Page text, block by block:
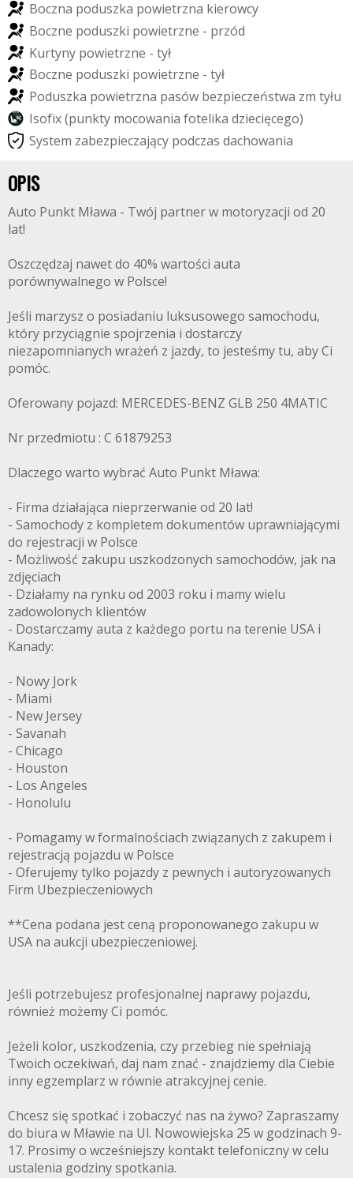
Boczna poduszka powietrzna kierowcy
Boczne poduszki powietrzne - przód
Kurtyny powietrzne - tył
Boczne poduszki powietrzne - tył
Poduszka powietrzna pasów bezpieczeństwa zm tyłu
Isofix(punkty mocowania fotelika dziecięcego)
System zabezpieczający podczas dachowania
OPIS
Auto Punkt Mława - Twój partner w motoryzacji od 20
lat!
Oszczędzaj nawet do 40% wartości auta
porównywalnego w Polsce!
Jeśli marzysz o posiadaniu luksusowego samochodu,
który przyciągnie spojrzenia i dostarczy
niezapomnianych wrażeń z jazdy, to jesteśmy tu, aby Ci
pomóc.
Oferowany pojazd: MERCEDES-BENZ GLB 250 4MATIC
Nr przedmiotu : C 61879253
Dlaczego warto wybrać Auto Punkt Mława:
- Firma działająca nieprzerwanie od 20 lat!
- Samochody z kompletem dokumentów uprawniającymi
do rejestracji w Polsce
- Możliwość zakupu uszkodzonych samochodów, jak na
zdjęciach
- Działamy na rynku od 2003 roku i mamy wielu
zadowolonych klientów
- Dostarczamy auta z każdego portu na terenie USA i
Kanady:
- Nowy Jork
- Miami
- New Jersey
- Savanah
- Chicago
- Houston
- Los Angeles
- Honolulu
- Pomagamy w formalnościach związanych z zakupem i
rejestracją pojazdu w Polsce
- Oferujemy tylko pojazdy z pewnych i autoryzowanych
Firm Ubezpieczeniowych
**Cena podana jest ceną proponowanego zakupu w
USA na aukcji ubezpieczeniowej.
Jeśli potrzebujesz profesjonalnej naprawy pojazdu,
również możemy Ci pomóc.
Jeżeli kolor, uszkodzenia, czy przebieg nie spełniają
Twoich oczekiwań, daj nam znać - znajdziemy dla Ciebie
inny egzemplarz w równie atrakcyjnej cenie.
Chcesz się spotkać i zobaczyć nas na żywo? Zapraszamy
do biura w Mławie na Ul. Nowowiejska 25 w godzinach 9-
17. Prosimy o wcześniejszy kontakt telefoniczny w celu
ustalenia godziny spotkania.